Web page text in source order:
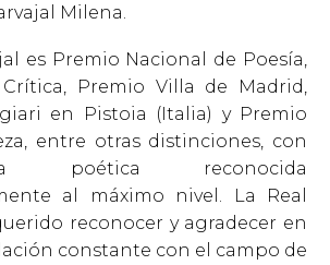
Milena.
es Premio Nacional de Poesía,
Premio Villa de Madrid,
en Pistoia (Italia) y Premio
entre otras distinciones, con
poética reconocida
al máximo nivel. La Real
reconocer y agradecer en
constante con el campo de